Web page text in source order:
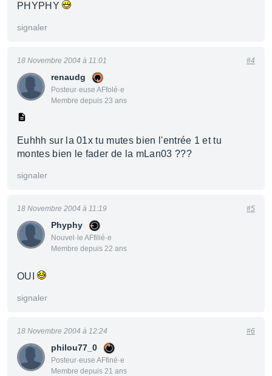
PHYPHY
signaler
renaudg
Posteur·euse AFfolé·e
Membre depuis 23 ans
18 Novembre 2004 à 11:01 #4
Euhhh sur la 01x tu mutes bien l'entrée 1 et tu
montes bien le fader de la mLan03 ???
signaler
Phyphy
Nouvel·le AFfilié·e
Membre depuis 22 ans
18 Novembre 2004 à 11:19 #5
OUI
signaler
philou77_0
Posteur·euse AFfiné·e
Membre depuis 21 ans
18 Novembre 2004 à 12:24 #6